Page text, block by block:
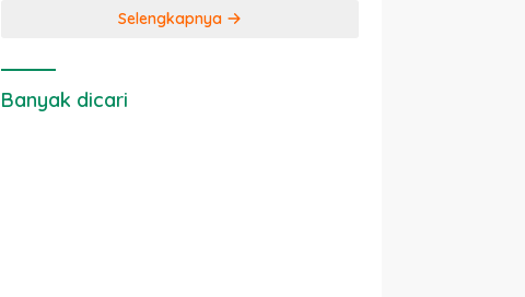
Selengkapnya
Banyak dicari